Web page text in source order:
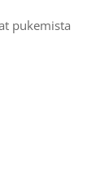
pukemista